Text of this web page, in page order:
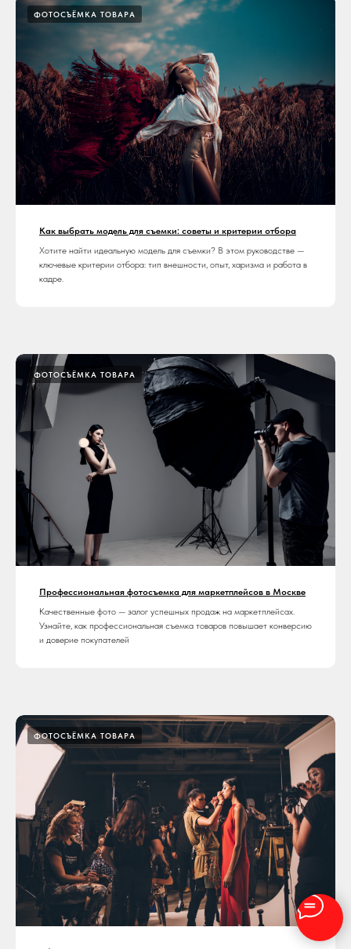
ФОТОСЪЁМКА ТОВАРА
Как выбрать модель для съемки: советы и критерии отбора
Хотите найти идеальную модель для съемки? В этом руководстве —
ключевые критерии отбора: тип внешности, опыт, харизма и работа в
кадре.
ФОТОСЪЁМКА ТОВАРА
Профессиональная фотосъемка для маркетплейсов в Москве
Качественные фото — залог успешных продаж на маркетплейсах.
Узнайте, как профессиональная съемка товаров повышает конверсию
и доверие покупателей
ФОТОСЪЁМКА ТОВАРА